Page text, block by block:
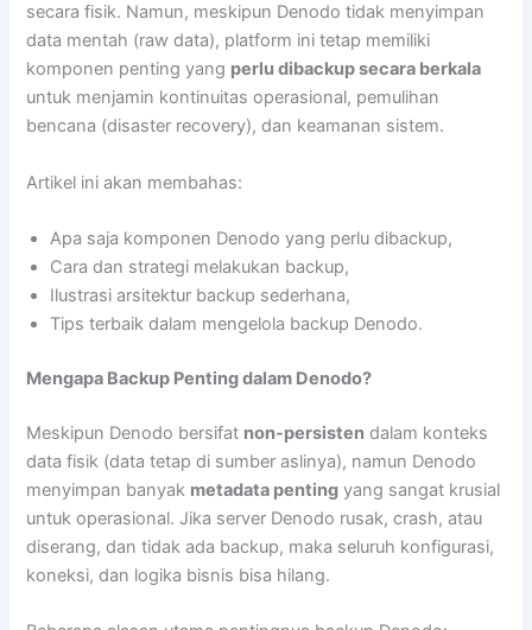
secara fisik. Namun, meskipun Denodo tidak menyimpan
data mentah (raw data), platform ini tetap memiliki
komponen penting yang perlu dibackup secara berkala
untuk menjamin kontinuitas operasional, pemulihan
bencana (disaster recovery), dan keamanan sistem.
Artikel ini akan membahas:
Apa saja komponen Denodo yang perlu dibackup,
Cara dan strategi melakukan backup,
Ilustrasi arsitektur backup sederhana,
Tips terbaik dalam mengelola backup Denodo.
Mengapa Backup Penting dalam Denodo?
Meskipun Denodo bersifat non-persisten dalam konteks
data fisik (data tetap di sumber aslinya), namun Denodo
menyimpan banyak metadata penting yang sangat krusial
untuk operasional. Jika server Denodo rusak, crash, atau
diserang, dan tidak ada backup, maka seluruh konfigurasi,
koneksi, dan logika bisnis bisa hilang.